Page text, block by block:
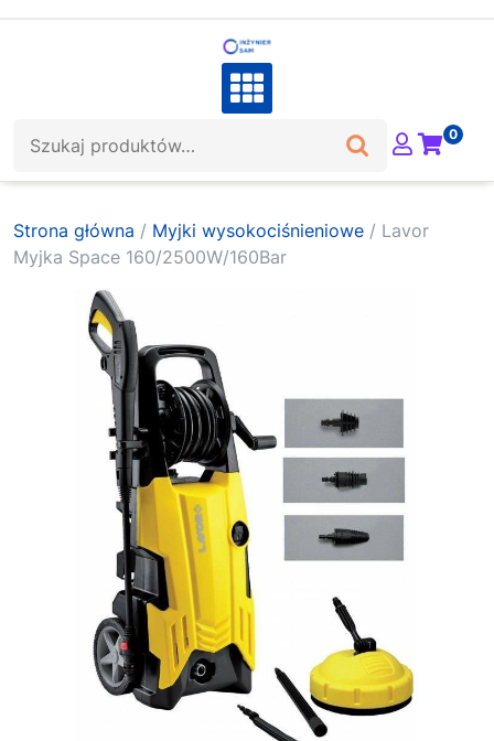
0
Strona główna / Myjki wysokociśnieniowe / Lavor
Myjka Space 160/2500W/160Bar